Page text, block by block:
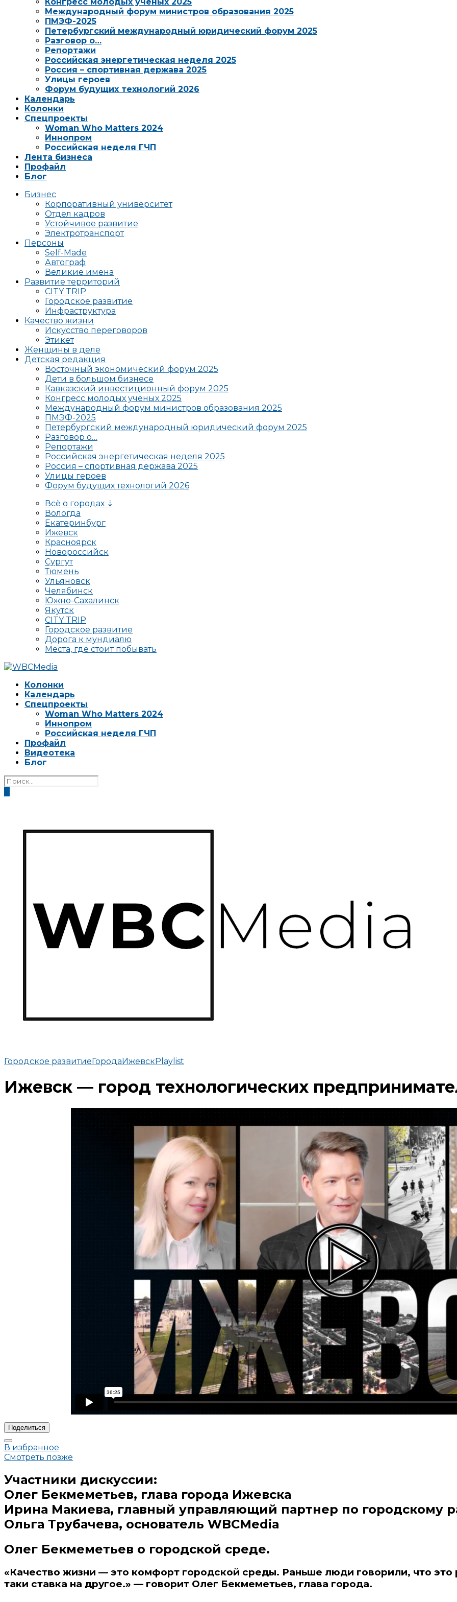
Международный форум министров образования 2025
ПМЭФ-2025
Петербургский международный юридический форум 2025
Разговор о…
Репортажи
Российская энергетическая неделя 2025
Россия – спортивная держава 2025
Улицы героев
Форум будущих технологий 2026
Календарь
Колонки
Спецпроекты
Woman Who Matters 2024
Иннопром
Российская неделя ГЧП
Лента бизнеса
Профайл
Блог
Бизнес
Корпоративный университет
Отдел кадров
Устойчивое развитие
Электротранспорт
Персоны
Self-Made
Автограф
Великие имена
Развитие территорий
CITY TRIP
Городское развитие
Инфраструктура
Качество жизни
Искусство переговоров
Этикет
Женщины в деле
Детская редакция
Восточный экономический форум 2025
Дети в большом бизнесе
Кавказский инвестиционный форум 2025
Конгресс молодых ученых 2025
Международный форум министров образования 2025
ПМЭФ-2025
Петербургский международный юридический форум 2025
Разговор о…
Репортажи
Российская энергетическая неделя 2025
Россия – спортивная держава 2025
Улицы героев
Форум будущих технологий 2026
Всё о городах ⇣
Вологда
Екатеринбург
Ижевск
Красноярск
Новороссийск
Сургут
Тюмень
Ульяновск
Челябинск
Южно-Сахалинск
Якутск
CITY TRIP
Городское развитие
Дорога к мундиалю
Места, где стоит побывать
Колонки
Календарь
Спецпроекты
Woman Who Matters 2024
Иннопром
Российская неделя ГЧП
Профайл
Видеотека
Блог
Городское развитиеГородаИжевскPlaylist
Ижевск — город технологических
Поделиться
В избранное
Смотреть позже
Участники дискуссии:
Олег Бекмеметьев, глава города Ижевска
Ирина Макиева, главный управляющий партнер по городскому
Ольга Трубачева, основатель WBCMedia
Олег Бекмеметьев о городской среде.
«Качество жизни — это комфорт городской среды. Раньше люди говорили, что
таки ставка на другое.» — говорит Олег Бекмеметьев, глава города.